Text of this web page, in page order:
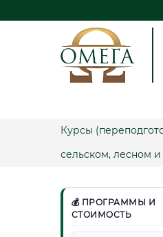
Курсы
сельском, лесном
💰 ПРОГРАММЫ И
СТОИМОСТЬ